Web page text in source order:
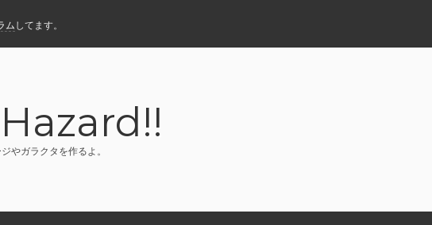
ムしてます。
やガラクタを作るよ。